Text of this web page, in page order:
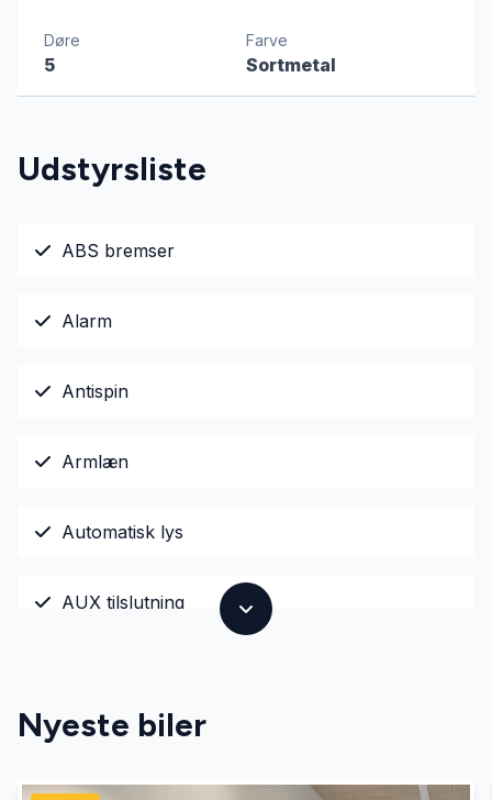
Døre
5
Farve
Sortmetal
Udstyrsliste
ABS bremser
Alarm
Antispin
Armlæn
Automatisk lys
AUX tilslutning
El-ruder x4
Nyeste biler